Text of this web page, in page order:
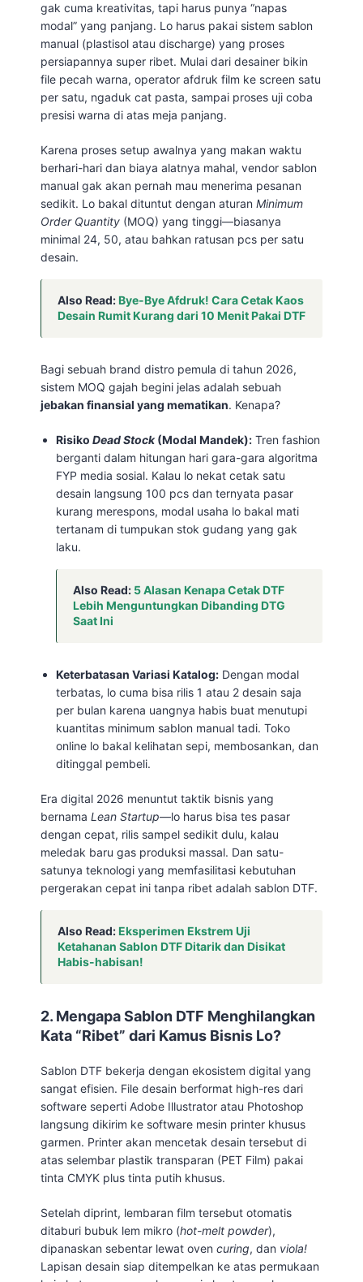
gak cuma kreativitas, tapi harus punya “napas
modal” yang panjang. Lo harus pakai sistem sablon
manual (plastisol atau discharge) yang proses
persiapannya super ribet. Mulai dari desainer bikin
file pecah warna, operator afdruk film ke screen satu
per satu, ngaduk cat pasta, sampai proses uji coba
presisi warna di atas meja panjang.
Karena proses setup awalnya yang makan waktu
berhari-hari dan biaya alatnya mahal, vendor sablon
manual gak akan pernah mau menerima pesanan
sedikit. Lo bakal dituntut dengan aturan Minimum
Order Quantity (MOQ) yang tinggi—biasanya
minimal 24, 50, atau bahkan ratusan pcs per satu
desain.
Also Read:Bye-Bye Afdruk! Cara Cetak Kaos
Desain Rumit Kurang dari 10 Menit Pakai DTF
Bagi sebuah brand distro pemula di tahun 2026,
sistem MOQ gajah begini jelas adalah sebuah
jebakan finansial yang mematikan. Kenapa?
RisikoDead Stock(Modal Mandek): Tren fashion
berganti dalam hitungan hari gara-gara algoritma
FYP media sosial. Kalau lo nekat cetak satu
desain langsung 100 pcs dan ternyata pasar
kurang merespons, modal usaha lo bakal mati
tertanam di tumpukan stok gudang yang gak
laku.
Also Read: 5 Alasan Kenapa Cetak DTF
Lebih Menguntungkan Dibanding DTG
Saat Ini
Keterbatasan Variasi Katalog: Dengan modal
terbatas, lo cuma bisa rilis 1 atau 2 desain saja
per bulan karena uangnya habis buat menutupi
kuantitas minimum sablon manual tadi. Toko
online lo bakal kelihatan sepi, membosankan, dan
ditinggal pembeli.
Era digital 2026 menuntut taktik bisnis yang
bernama Lean Startup—lo harus bisa tes pasar
dengan cepat, rilis sampel sedikit dulu, kalau
meledak baru gas produksi massal. Dan satu-
satunya teknologi yang memfasilitasi kebutuhan
pergerakan cepat ini tanpa ribet adalah sablon DTF.
Also Read:Eksperimen Ekstrem Uji
Ketahanan Sablon DTF Ditarik dan Disikat
Habis-habisan!
2. Mengapa Sablon DTF Menghilangkan
Kata “Ribet” dari Kamus Bisnis Lo?
Sablon DTF bekerja dengan ekosistem digital yang
sangat efisien. File desain berformat high-res dari
software seperti Adobe Illustrator atau Photoshop
langsung dikirim ke software mesin printer khusus
garmen. Printer akan mencetak desain tersebut di
atas selembar plastik transparan (PET Film) pakai
tinta CMYK plus tinta putih khusus.
Setelah diprint, lembaran film tersebut otomatis
ditaburi bubuk lem mikro (hot-melt powder),
dipanaskan sebentar lewat oven curing, dan viola!
Lapisan desain siap ditempelkan ke atas permukaan